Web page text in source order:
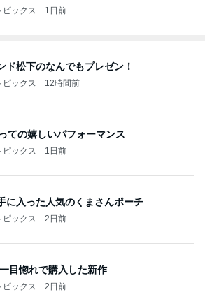
ックス 1日前
ド松下のなんでもプレゼン！
ックス 12時間前
ての嬉しいパフォーマンス
ックス 1日前
に入った人気のくまさんポーチ
ックス 2日前
目惚れで購入した新作
ックス 2日前